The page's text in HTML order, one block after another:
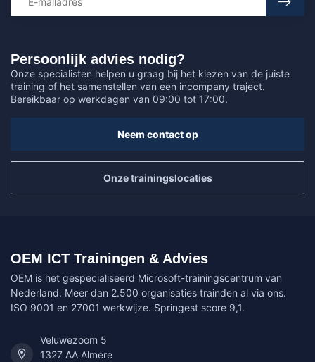
Persoonlijk advies nodig?
Onze specialisten helpen u graag bij het kiezen van de juiste
training of het samenstellen van een incompany traject.
Bereikbaar op werkdagen van 09:00 tot 17:00.
Neem contact op
Onze trainingslocaties
OEM ICT Trainingen & Advies
OEM is het gespecialiseerd Microsoft-trainingscentrum van
Nederland. Meer dan 2.500 organisaties trainden al via ons.
ISO 9001 en 27001 werkwijze. Springest score 9,1.
Veluwezoom 5
1327 AA Almere